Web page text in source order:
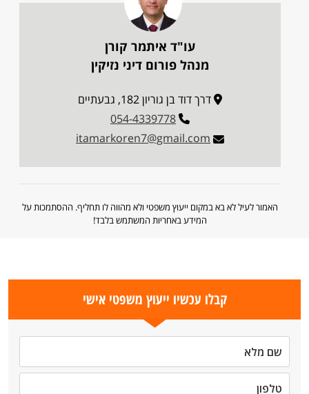
עו"ד איתמר קורן
מנהל פורום דיני נזיקין
דרך דוד בן גוריון 182, גבעתיים
054-4339778
itamarkoren7@gmail.com
האמור לעיל לא בא במקום ייעוץ משפטי ולא מהווה לו תחליף. ההסתמכות על
המידע באחריות המשתמש בלבד!
קבלו עכשיו ייעוץ משפטי אישי